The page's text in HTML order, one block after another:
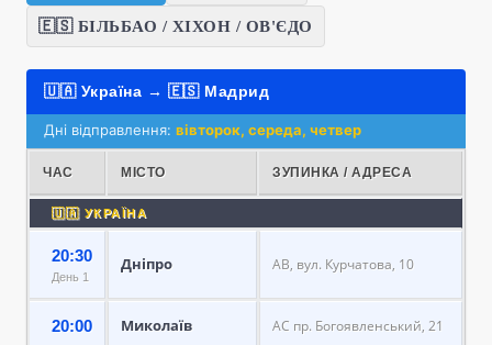
🇪🇸 БІЛЬБАО / ХІХОН / ОВ'ЄДО
🇺🇦 Україна → 🇪🇸 Мадрид
Дні відправлення: вівторок, середа, четвер
ЧАС МІСТО ЗУПИНКА / АДРЕСА
🇺🇦 УКРАЇНА
20:30
День 1
Дніпро АВ, вул. Курчатова, 10
20:00 Миколаїв АС пр. Богоявленський, 21